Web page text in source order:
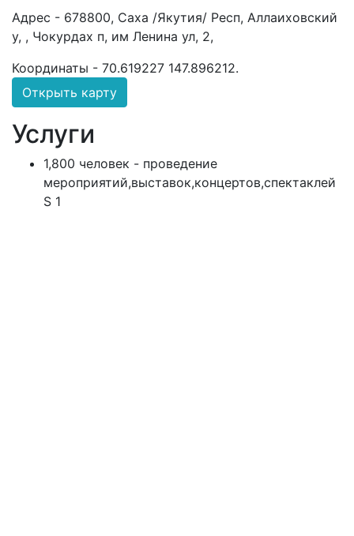
Адрес - 678800, Саха /Якутия/ Респ, Аллаиховский
у, , Чокурдах п, им Ленина ул, 2,
Координаты - 70.619227 147.896212.
Открыть карту
Услуги
1,800 человек - проведение
мероприятий,выставок,концертов,спектаклей
S 1